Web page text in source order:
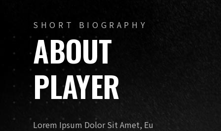
SHORT BIOGRAPHY
ABOUT
PLAYER
Lorem Ipsum Dolor Sit Amet, Eu